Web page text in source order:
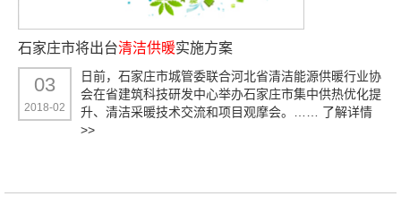
石家庄市将出台清洁供暖实施方案
03
2018-02
日前，石家庄市城管委联合河北省清洁能源供暖行业协
会在省建筑科技研发中心举办石家庄市集中供热优化提
升、清洁采暖技术交流和项目观摩会。…… 了解详情
>>